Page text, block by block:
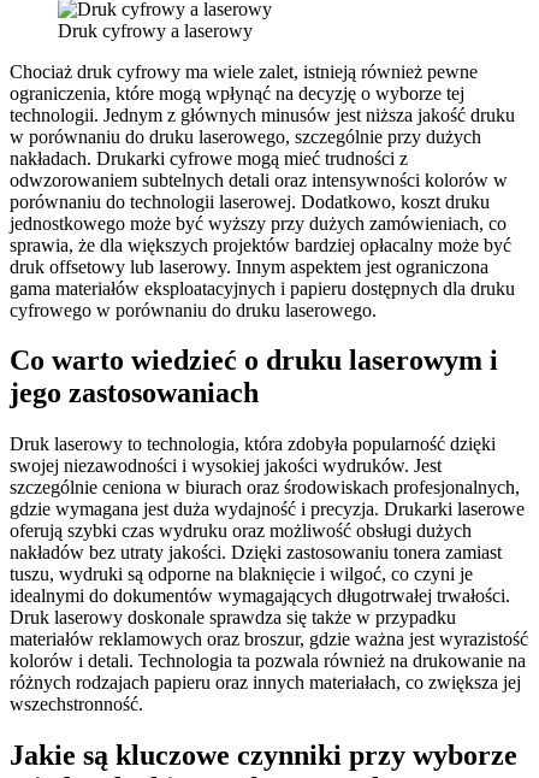
Druk cyfrowy a laserowy
Chociaż druk cyfrowy ma wiele zalet, istnieją również pewne
ograniczenia, które mogą wpłynąć na decyzję o wyborze tej
technologii. Jednym z głównych minusów jest niższa jakość druku
w porównaniu do druku laserowego, szczególnie przy dużych
nakładach. Drukarki cyfrowe mogą mieć trudności z
odwzorowaniem subtelnych detali oraz intensywności kolorów w
porównaniu do technologii laserowej. Dodatkowo, koszt druku
jednostkowego może być wyższy przy dużych zamówieniach, co
sprawia, że dla większych projektów bardziej opłacalny może być
druk offsetowy lub laserowy. Innym aspektem jest ograniczona
gama materiałów eksploatacyjnych i papieru dostępnych dla druku
cyfrowego w porównaniu do druku laserowego.
Co warto wiedzieć o druku laserowym i
jego zastosowaniach
Druk laserowy to technologia, która zdobyła popularność dzięki
swojej niezawodności i wysokiej jakości wydruków. Jest
szczególnie ceniona w biurach oraz środowiskach profesjonalnych,
gdzie wymagana jest duża wydajność i precyzja. Drukarki laserowe
oferują szybki czas wydruku oraz możliwość obsługi dużych
nakładów bez utraty jakości. Dzięki zastosowaniu tonera zamiast
tuszu, wydruki są odporne na blaknięcie i wilgoć, co czyni je
idealnymi do dokumentów wymagających długotrwałej trwałości.
Druk laserowy doskonale sprawdza się także w przypadku
materiałów reklamowych oraz broszur, gdzie ważna jest wyrazistość
kolorów i detali. Technologia ta pozwala również na drukowanie na
różnych rodzajach papieru oraz innych materiałach, co zwiększa jej
wszechstronność.
Jakie są kluczowe czynniki przy wyborze